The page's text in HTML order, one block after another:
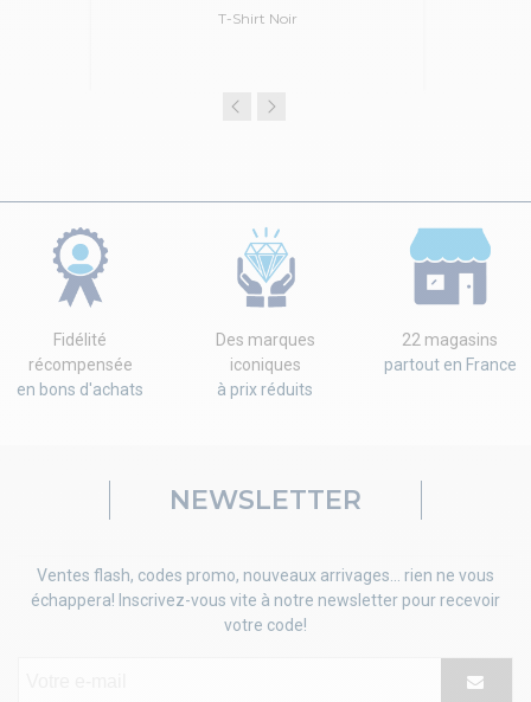
T-Shirt Noir
Fidélité
récompensée
en bons d'achats
Des marques
iconiques
à prix réduits
22 magasins
partout en France
NEWSLETTER
Ventes flash, codes promo, nouveaux arrivages... rien ne vous
échappera! Inscrivez-vous vite à notre newsletter pour recevoir
votre code!